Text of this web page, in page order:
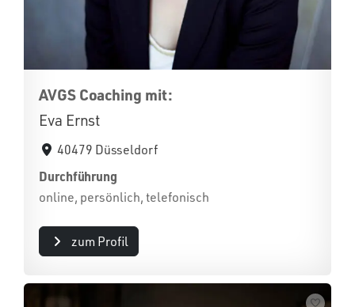
AVGS Coaching mit:
Eva Ernst
40479 Düsseldorf
Durchführung
online, persönlich, telefonisch
zum Profil